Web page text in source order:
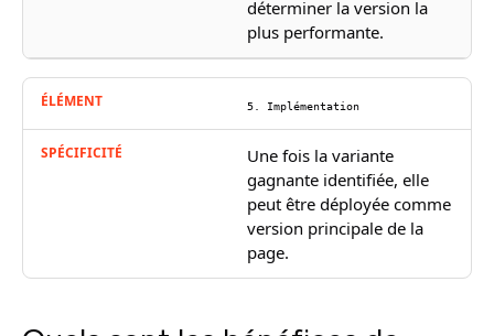
déterminer la version la
plus performante.
5. Implémentation
Une fois la variante
gagnante identifiée, elle
peut être déployée comme
version principale de la
page.